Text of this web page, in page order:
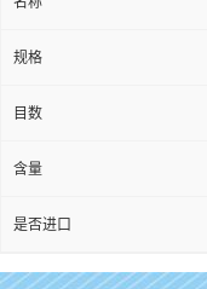
规格
目数
含量
是否进口